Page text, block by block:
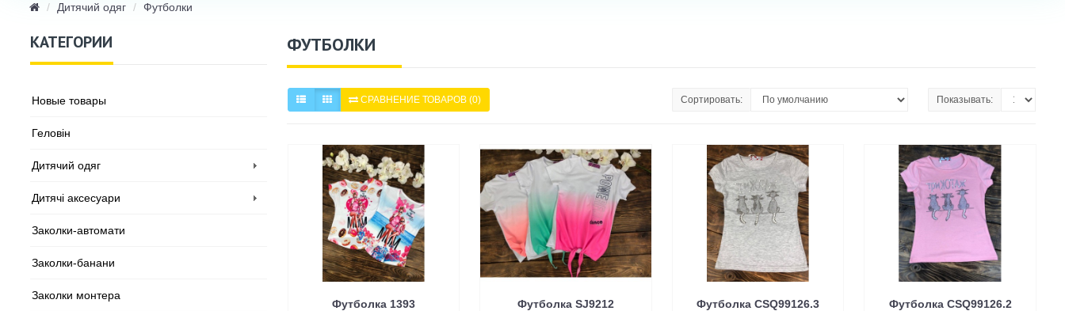
Дитячий одяг Футболки
КАТЕГОРИИ
Новые товары
Геловін
Дитячий одяг
Дитячі аксесуари
Заколки-автомати
Заколки-банани
Заколки монтера
ФУТБОЛКИ
СРАВНЕНИЕ ТОВАРОВ (0) Сортировать: Показывать:
Футболка 1393 Футболка SJ9212 Футболка CSQ99126.3 Футболка CSQ99126.2